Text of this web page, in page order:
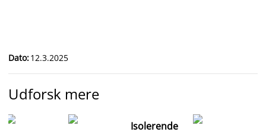
Dato:12.3.2025
Udforsk mere
Isolerende